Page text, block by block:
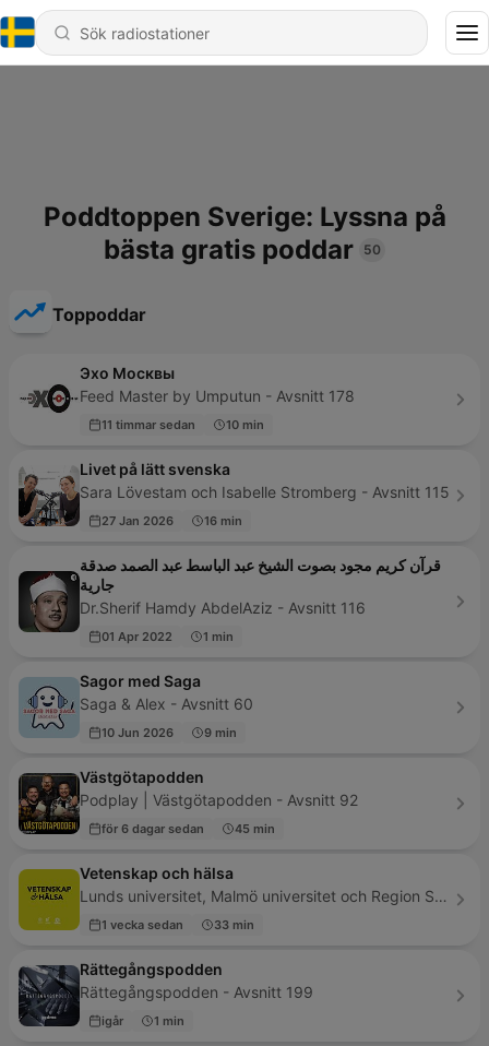
Poddtoppen Sverige: Lyssna på
bästa gratis poddar
50
Toppoddar
Эхо Москвы
Feed Master by Umputun - Avsnitt 178
11 timmar sedan 10 min
Livet på lätt svenska
Sara Lövestam och Isabelle Stromberg - Avsnitt 115
27 Jan 2026 16 min
قرآن كريم مجود بصوت الشيخ عبد الباسط عبد الصمد صدقة
جارية
Dr.Sherif Hamdy AbdelAziz - Avsnitt 116
01 Apr 2022 1 min
Sagor med Saga
Saga & Alex - Avsnitt 60
10 Jun 2026 9 min
Västgötapodden
Podplay | Västgötapodden - Avsnitt 92
för 6 dagar sedan 45 min
Vetenskap och hälsa
Lunds universitet, Malmö universitet och Region Skåne - Avsnitt 124
1 vecka sedan 33 min
Rättegångspodden
Rättegångspodden - Avsnitt 199
igår 1 min